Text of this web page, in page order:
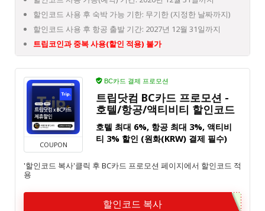
할인코드 사용 후 숙박 가능 기한: 무기한 (지정한 날짜까지)
할인코드 사용 후 항공 출발 기간: 2027년 12월 31일까지
트립코인과 중복 사용(할인 적용) 불가
COUPON
BC카드 결제 프로모션
트립닷컴 BC카드 프로모션 -
호텔/항공/액티비티 할인코드
호텔 최대 6%, 항공 최대 3%, 액티비
티 3% 할인 (원화(KRW) 결제 필수)
'할인코드 복사'클릭 후 BC카드 프로모션 페이지에서 할인코드 적
용
할인코드 복사